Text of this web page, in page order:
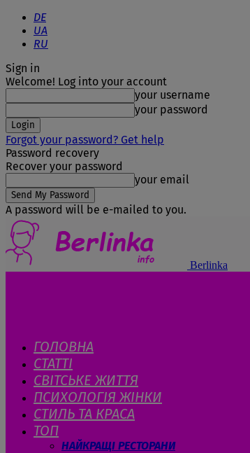
DE
UA
RU
Sign in
Welcome! Log into your account
your username
your password
Forgot your password? Get help
Password recovery
Recover your password
your email
A password will be e-mailed to you.
Berlinka
ГОЛОВНА
СТАТТІ
CВІТСЬКЕ ЖИТТЯ
ПСИХОЛОГІЯ ЖІНКИ
СТИЛЬ ТА КРАСА
ТОП
НАЙКРАЩІ РЕСТОРАНИ